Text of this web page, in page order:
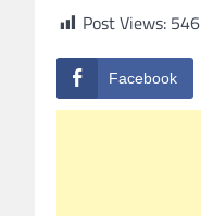
Post Views: 546
Facebook